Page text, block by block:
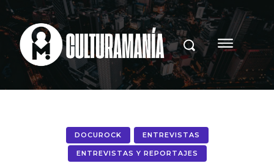
DOCUROCK ENTREVISTAS
ENTREVISTAS Y REPORTAJES